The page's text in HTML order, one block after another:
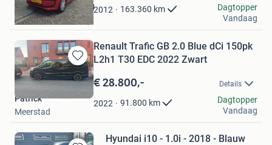
2012 163.360 km
Kirsten van den Berg
Breda
Dagtopper
Vandaag
Bewaren
in
Mijn
Favorieten
Renault Trafic GB 2.0 Blue dCi 150pk
L2h1 T30 EDC 2022 Zwart
€ 28.800,- Details
2022 91.800 km
Patrick
Meerstad
Dagtopper
Vandaag
Hyundai i10 - 1.0i - 2018 - Blauw